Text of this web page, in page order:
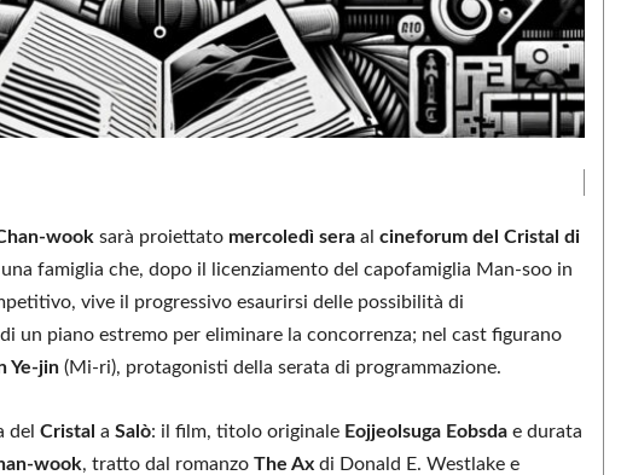
sarà proiettato mercoledì sera al cineforum del Cristal di
famiglia che, dopo il licenziamento del capofamiglia Man‑soo in
vive il progressivo esaurirsi delle possibilità di
un piano estremo per eliminare la concorrenza; nel cast figurano
Ye‑jin (Mi‑ri), protagonisti della serata di programmazione.
del Cristal a Salò: il film, titolo originale Eojjeolsuga Eobsda e durata
, tratto dal romanzo The Ax di Donald E. Westlake e